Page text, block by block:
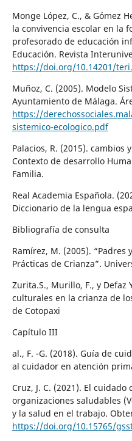
Monge López, C., & Gómez
la convivencia escolar en la
profesorado de educación
Educación. Revista
https://doi.org/10.14201/
Muñoz, C. (2005). Modelo
Ayuntamiento de Málaga.
https://
sistemico-ecologico.pdf
Palacios, R. (2015).
Contexto de desarrollo
Familia.
Real Academia Española.
Diccionario de la lengua
Bibliografía de consulta
Ramírez, M. (2005). “Padres
Prácticas de Crianza”.
Zurita.S., Murillo, F., y Defaz
culturales en la crianza de
de Cotopaxi
Capítulo III
al., F. -G. (2018). Guía de
al cuidador en atención
Cruz, J. C. (2021). El
organizaciones saludables
y la salud en el trabajo.
https://doi.org/10.15765/